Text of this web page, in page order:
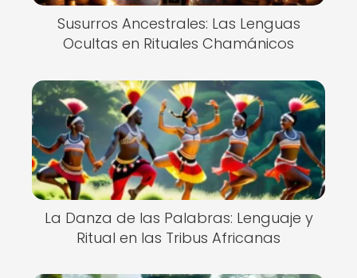
Susurros Ancestrales: Las Lenguas
Ocultas en Rituales Chamánicos
La Danza de las Palabras: Lenguaje y
Ritual en las Tribus Africanas